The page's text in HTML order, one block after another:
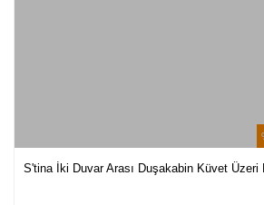
S'tina İki Duvar Arası Duşakabin Küvet Üzeri